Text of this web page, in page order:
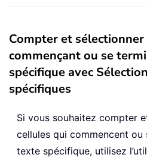
Compter et
commençant ou se
spécifique avec
spécifiques
Si vous souhaitez compter
cellules qui commencent ou
texte spécifique, utilisez